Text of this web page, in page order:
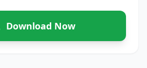
Download Now